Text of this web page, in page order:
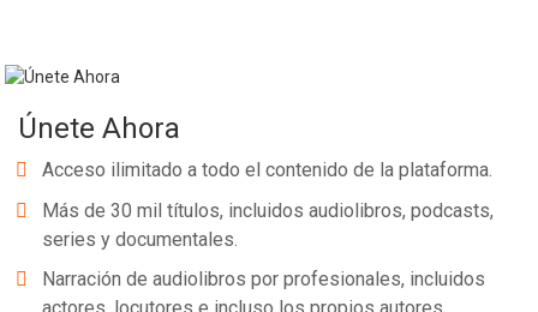
Únete Ahora
Acceso ilimitado a todo el contenido de la plataforma.
Más de 30 mil títulos, incluidos audiolibros, podcasts,
series y documentales.
Narración de audiolibros por profesionales, incluidos